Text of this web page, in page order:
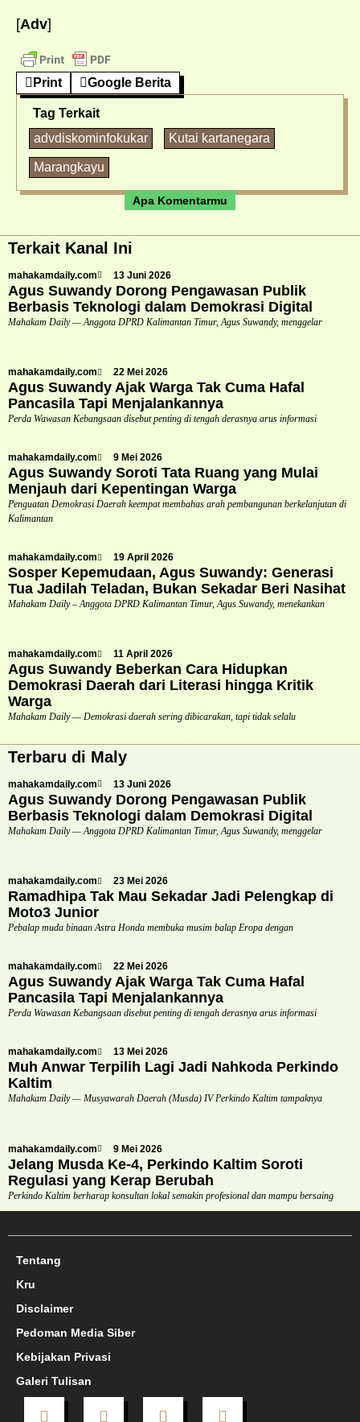
[Adv]
Print Google Berita
Tag Terkait
advdiskominfokukar
Kutai kartanegara
Marangkayu
Apa Komentarmu
Terkait Kanal Ini
mahakamdaily.com 13 Juni 2026
Agus Suwandy Dorong Pengawasan Publik
Berbasis Teknologi dalam Demokrasi Digital
Mahakam Daily — Anggota DPRD Kalimantan Timur, Agus Suwandy, menggelar
mahakamdaily.com 22 Mei 2026
Agus Suwandy Ajak Warga Tak Cuma Hafal
Pancasila Tapi Menjalankannya
Perda Wawasan Kebangsaan disebut penting di tengah derasnya arus informasi
mahakamdaily.com 9 Mei 2026
Agus Suwandy Soroti Tata Ruang yang Mulai
Menjauh dari Kepentingan Warga
Penguatan Demokrasi Daerah keempat membahas arah pembangunan berkelanjutan di
Kalimantan
mahakamdaily.com 19 April 2026
Sosper Kepemudaan, Agus Suwandy: Generasi
Tua Jadilah Teladan, Bukan Sekadar Beri Nasihat
Mahakam Daily – Anggota DPRD Kalimantan Timur, Agus Suwandy, menekankan
mahakamdaily.com 11 April 2026
Agus Suwandy Beberkan Cara Hidupkan
Demokrasi Daerah dari Literasi hingga Kritik
Warga
Mahakam Daily — Demokrasi daerah sering dibicarakan, tapi tidak selalu
Terbaru di Maly
mahakamdaily.com 13 Juni 2026
Agus Suwandy Dorong Pengawasan Publik
Berbasis Teknologi dalam Demokrasi Digital
Mahakam Daily — Anggota DPRD Kalimantan Timur, Agus Suwandy, menggelar
mahakamdaily.com 23 Mei 2026
Ramadhipa Tak Mau Sekadar Jadi Pelengkap di
Moto3 Junior
Pebalap muda binaan Astra Honda membuka musim balap Eropa dengan
mahakamdaily.com 22 Mei 2026
Agus Suwandy Ajak Warga Tak Cuma Hafal
Pancasila Tapi Menjalankannya
Perda Wawasan Kebangsaan disebut penting di tengah derasnya arus informasi
mahakamdaily.com 13 Mei 2026
Muh Anwar Terpilih Lagi Jadi Nahkoda Perkindo
Kaltim
Mahakam Daily — Musyawarah Daerah (Musda) IV Perkindo Kaltim tampaknya
mahakamdaily.com 9 Mei 2026
Jelang Musda Ke-4, Perkindo Kaltim Soroti
Regulasi yang Kerap Berubah
Perkindo Kaltim berharap konsultan lokal semakin profesional dan mampu bersaing
Tentang
Kru
Disclaimer
Pedoman Media Siber
Kebijakan Privasi
Galeri Tulisan